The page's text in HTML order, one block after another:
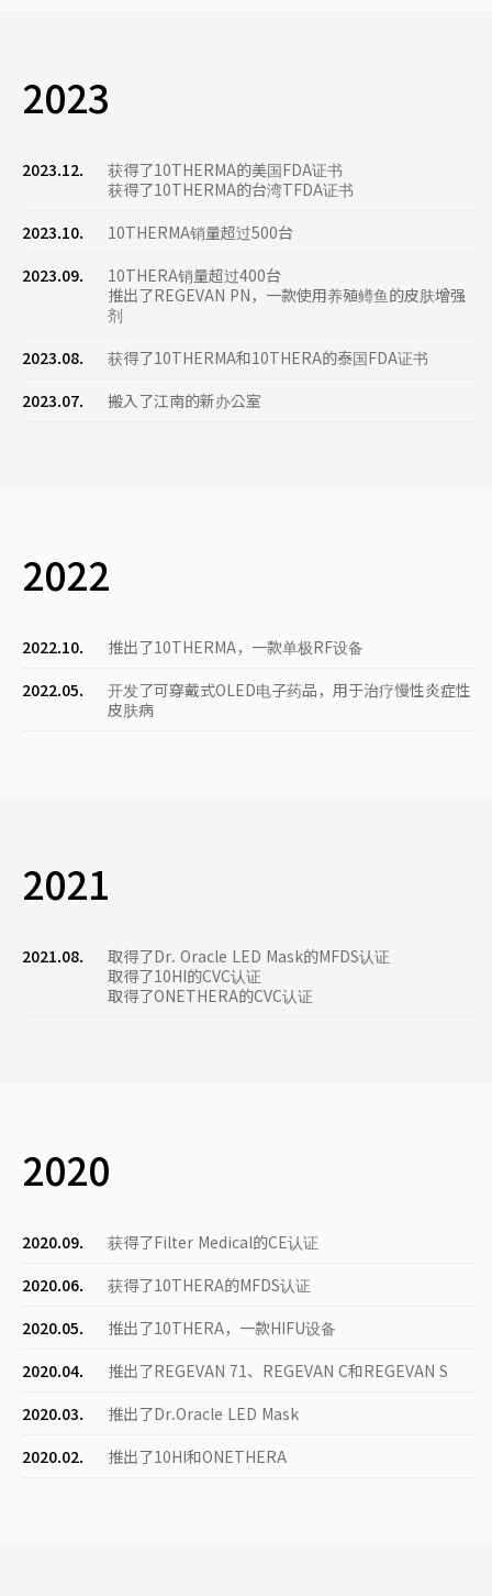
2023
2023.12.
获得了10THERMA的美国FDA证书
获得了10THERMA的台湾TFDA证书
2023.10.
10THERMA销量超过500台
2023.09.
10THERA销量超过400台
推出了REGEVAN PN，一款使用养殖鳟鱼的皮肤增强
剂
2023.08.
获得了10THERMA和10THERA的泰国FDA证书
2023.07.
搬入了江南的新办公室
2022
2022.10.
推出了10THERMA，一款单极RF设备
2022.05.
开发了可穿戴式OLED电子药品，用于治疗慢性炎症性
皮肤病
2021
2021.08.
取得了Dr. Oracle LED Mask的MFDS认证
取得了10HI的CVC认证
取得了ONETHERA的CVC认证
2020
2020.09.
获得了Filter Medical的CE认证
2020.06.
获得了10THERA的MFDS认证
2020.05.
推出了10THERA，一款HIFU设备
2020.04.
推出了REGEVAN 71、REGEVAN C和REGEVAN S
2020.03.
推出了Dr.Oracle LED Mask
2020.02.
推出了10HI和ONETHERA